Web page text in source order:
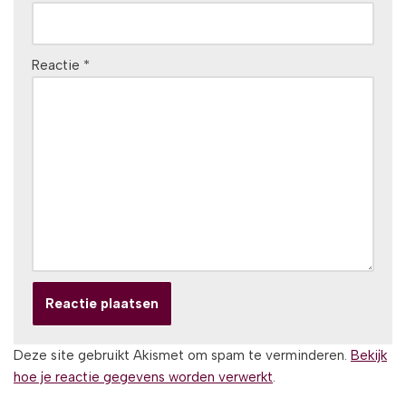
Reactie *
Deze site gebruikt Akismet om spam te verminderen. Bekijk
hoe je reactie gegevens worden verwerkt.